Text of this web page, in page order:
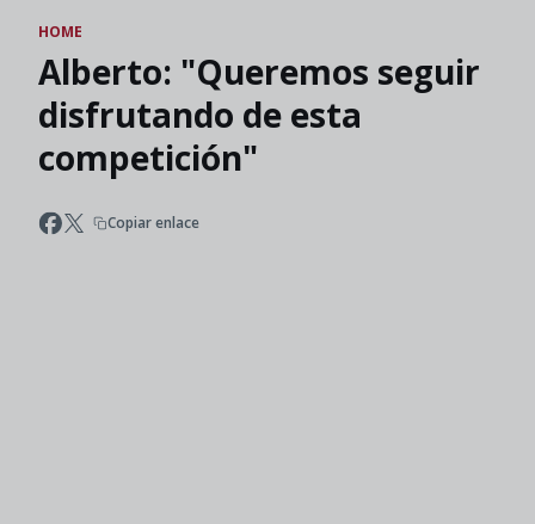
HOME
Alberto: "Queremos seguir
disfrutando de esta
competición"
Copiar enlace